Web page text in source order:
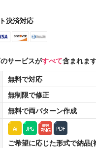
決済対応
サービスがすべて含まれま
無料で対応
無制限で修正
無料で両パターン作成
ご希望に応じた形式で納品(